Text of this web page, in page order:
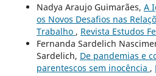
Nadya Araujo Guimarães, A
os Novos Desafios nas
Trabalho , Revista Estudos
Fernanda Sardelich
Sardelich, De pandemias e
parentescos sem inocência ,